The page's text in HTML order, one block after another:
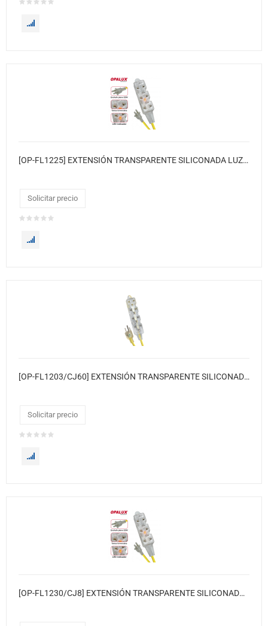
[OP-FL1225] EXTENSIÓN TRANSPARENTE SILICONADA LUZ INDICADOR NEÓN SUPER FLEXIBLE 25 METROS
Solicitar precio
[OP-FL1203/CJ60] EXTENSIÓN TRANSPARENTE SILICONADA LUZ INDICADOR NEÓN SUPER FLEXIBLE 3 METROS 60 X CJ
Solicitar precio
[OP-FL1230/CJ8] EXTENSIÓN TRANSPARENTE SILICONADA LUZ INDICADOR NEÓN SUPER FLEXIBLE 30 METROS 8XCJ